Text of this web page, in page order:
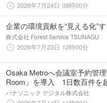
2026年7月24日 09時00分
企業の環境貢献を“見える化”
株式会社 Forest Service TSUNAGU
2026年7月23日 12時00分
Osaka Metroへ会議室予約管
Room」を導入 1日数百件を
る会議室の稼働率向上を実現
パナソニック デジタル株式会社